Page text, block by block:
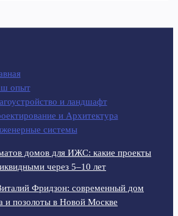
опыт
и ландшафт
и Архитектура
системы
домов для ИЖС: какие проекты
через 5–10 лет
Фридзон: современный дом
и позолоты в Новой Москве